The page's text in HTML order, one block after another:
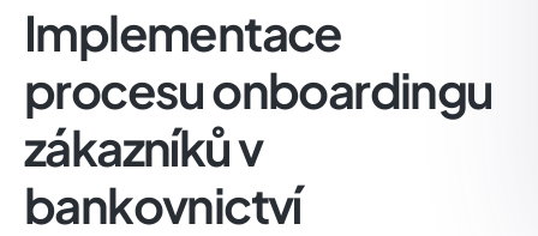
Implementace
procesu onboardingu
zákazníků v
bankovnictví